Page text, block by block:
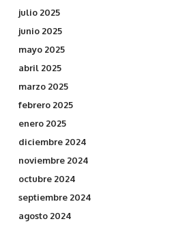
julio 2025
junio 2025
mayo 2025
abril 2025
marzo 2025
febrero 2025
enero 2025
diciembre 2024
noviembre 2024
octubre 2024
septiembre 2024
agosto 2024